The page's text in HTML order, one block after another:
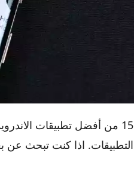
التطبيقات. اذا كنت تبحث